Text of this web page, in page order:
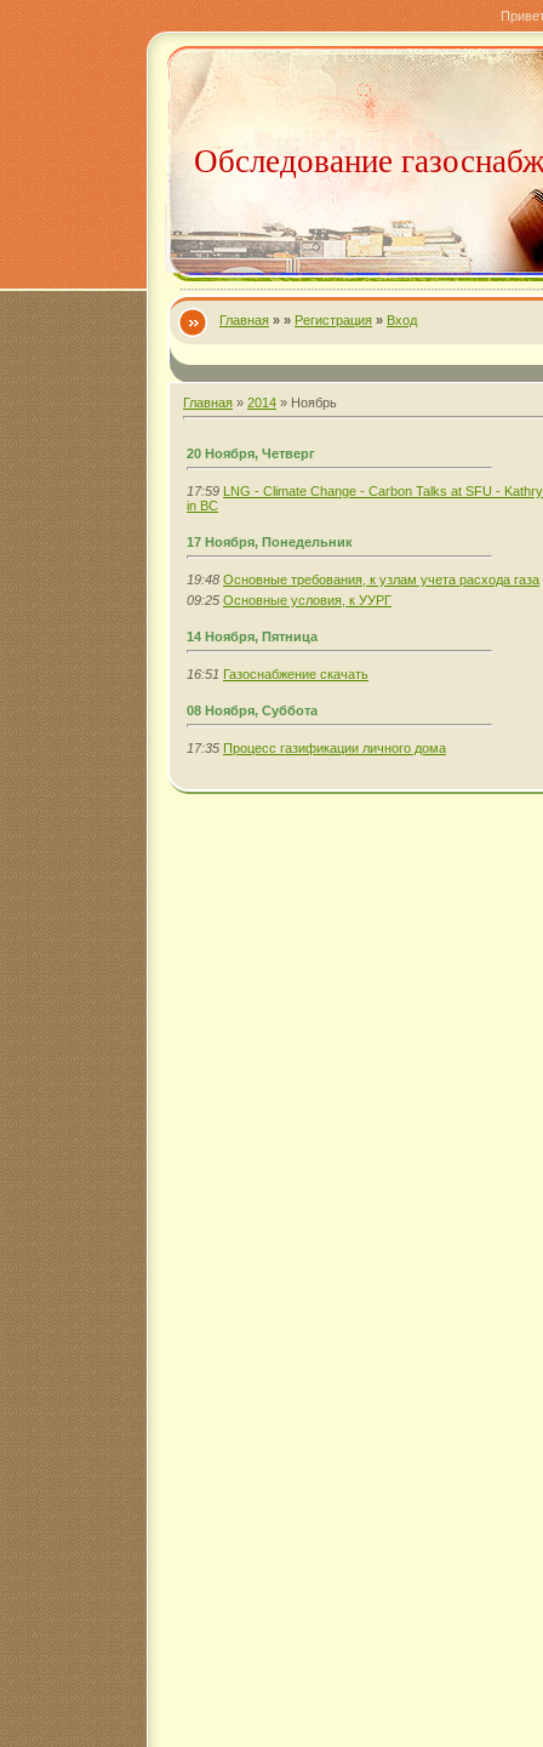
Обследование
Главная » » Регистрация » Вход
Главная » 2014 » Ноябрь
20 Ноября, Четверг
17:59 LNG - Climate Change - Carbon Talks at SFU -
in BC
17 Ноября, Понедельник
19:48 Основные требования, к узлам учета расхода газа
09:25 Основные условия, к УУРГ
14 Ноября, Пятница
16:51 Газоснабжение скачать
08 Ноября, Суббота
17:35 Процесс газификации личного дома